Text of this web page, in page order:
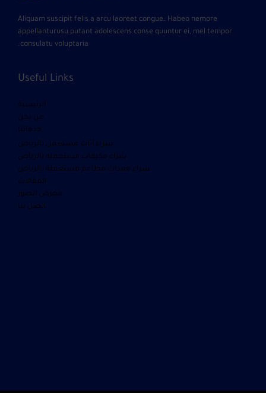
Aliquam suscipit felis a arcu laoreet congue. Habeo nemore
appellanturusu putant adolescens conse quuntur ei, mel tempor
consulatu voluptaria.
Useful Links
الرئيسية
من نحن
خدماتنا
شراء أثاث مستعمل بالرياض
شراء مكيفات مستعمله بالرياض
شراء معدات مطاعم مستعملة بالرياض
المقالات
معرض الصور
اتصل بنا